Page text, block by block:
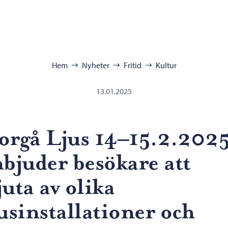
Hem Nyheter Fritid Kultur
13.01.2025
Ljus
besökare att
av olika
och